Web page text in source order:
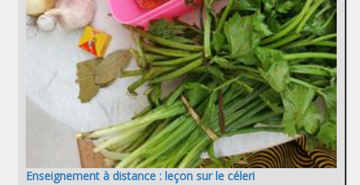
Enseignement à distance : leçon sur le céleri